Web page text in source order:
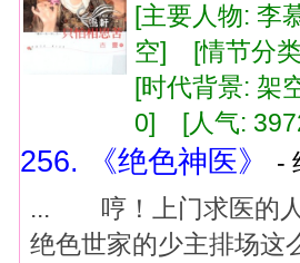
[主要人物: 李
空] [情节分
[时代背景:
0] [人气:
256. 《绝色神医》
-
... 哼！上门求医的
绝色世家的少主排场